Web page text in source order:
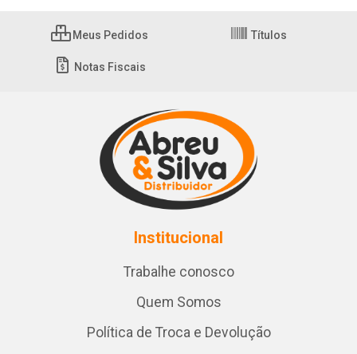
Meus Pedidos Títulos
Notas Fiscais
Institucional
Trabalhe conosco
Quem Somos
Política de Troca e Devolução